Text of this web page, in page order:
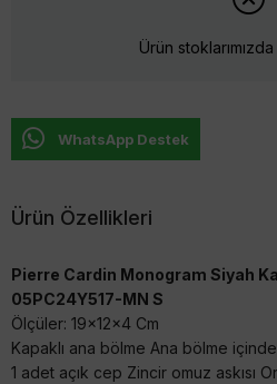
Ürün stoklarımızda
WhatsApp Destek
Ürün Özellikleri
Pierre Cardin Monogram Siyah
05PC24Y517-MN S
Ölçüler: 19x12x4 Cm
Kapaklı ana bölme Ana bölme içinde
1 adet açık cep Zincir omuz askısı